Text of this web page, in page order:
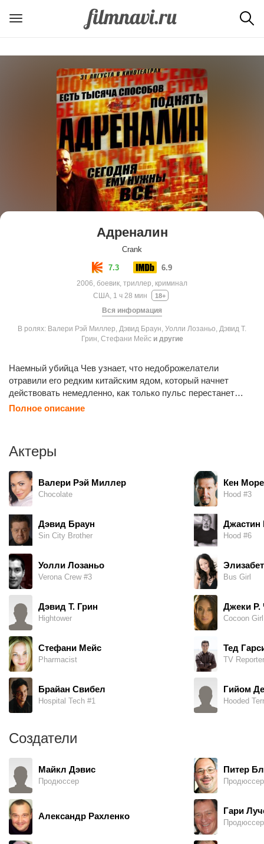
Адреналин
Crank
7.3 6.9
2006, боевик, триллер, криминал
США, 1 ч 28 мин
18+
Вся информация
В ролях: Валери Рэй Миллер, Дэвид Браун, Уолли Лозаньо, Дэвид Т.
Грин, Стефани Мейс и другие
Наемный убийца Чев узнает, что недоброжелатели
отравили его редким китайским ядом, который начнет
действовать немедленно, как только пульс перестанет
биться ниже определенной отметки. Теперь Чеву нужно
обстановку и не расслабляться ни на секунду.
Полное описание
Актеры
Валери Рэй Миллер
Chocolate
Дэвид Браун
Sin City Brother
Уолли Лозаньо
Verona Crew #3
Дэвид Т. Грин
Hightower
Стефани Мейс
Pharmacist
Брайан Свибел
Hospital Tech #1
Кен
Hood #3
Джастин
Hood #6
Bus Girl
Джеки Р.
Cocoon
Тед
TV Reporter
Гийом
Hooded
Создатели
Майкл Дэвис
Продюссер
Александр Рахленко
Питер
Продюссер
Гари
Продюссер